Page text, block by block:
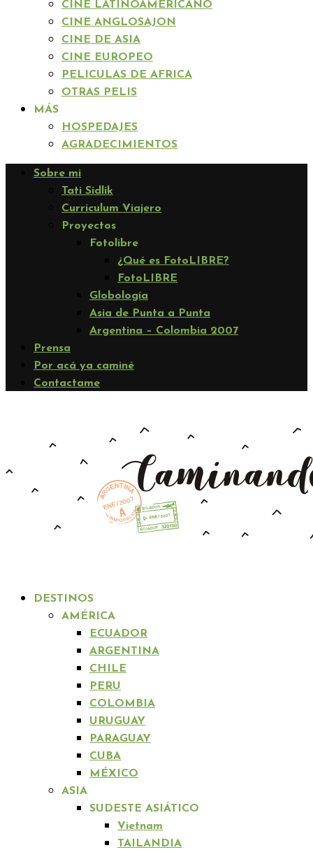
CINE LATINOAMERICANO
CINE ANGLOSAJON
CINE DE ASIA
CINE EUROPEO
PELICULAS DE AFRICA
OTRAS PELIS
MÁS
HOSPEDAJES
AGRADECIMIENTOS
Sobre mi
Tati Sidlik
Curriculum Viajero
Proyectos
Fotolibre
¿Qué es FotoLIBRE?
FotoLIBRE
Globología
Asia de Punta a Punta
Argentina – Colombia 2007
Prensa
Por acá ya caminé
Contactame
DESTINOS
AMÉRICA
ECUADOR
ARGENTINA
CHILE
PERU
COLOMBIA
URUGUAY
PARAGUAY
CUBA
MÉXICO
ASIA
SUDESTE ASIÁTICO
Vietnam
TAILANDIA